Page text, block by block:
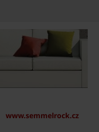
www.semmelrock.cz